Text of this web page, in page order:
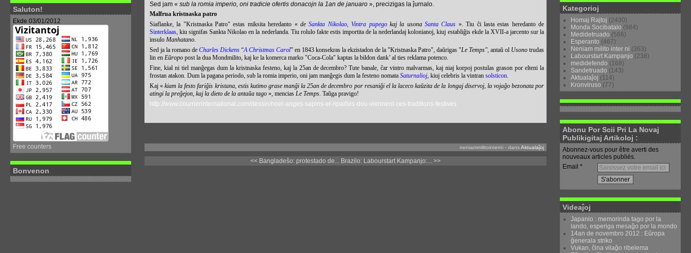
Saluton!
Ekde 03/01/2012
Free counters
Bonvenon
Sed jam « sub la romia imperio, oni tradicie ofertis donacojn la 1an de januaro», precizigas la ĵurnalo.
Malfrua kristnaska patro
Siaflanke, la "Kristnaska Patro" estas miksita heredanto « deSankta Nikolao, Vintra pupegokaj la usonaSanta Claus ». Tiu ĉi lasta estas heredanto de
Sinterklaas, kiu signifas Sankta Nikolao en la nederlanda. Tiu rolulo fakte estis importita de la nederlandaj kolonianoj, kiuj establiĝis ekde laXVII-a jarcento sur la
insulo Manhatano.
Sed ja la romano de Charles Dickens“A Christmas Carol” en 1843 konsekras la ekzistadon de la "Kristnaska Patro", daŭrigas "Le Temps", antaŭ ol Usono trudas
lin en Eŭropopost la dua Mondmilito, kaj ke la komerca marko "Coca-Cola" kaptas la bildon dank’ al ties reklama potenco.
Fine, kial ni tiel manĝegas dum la kristnaska festeno, kaj la 25an de decembro? Tute banale, ĉar vintro malvarmas, kaj niaj korpoj postulas grason por elteni la
frostan atakon. Dum la pagana periodo, sub la romia imperio, oni jam manĝegis dum la festeno nomata Saturnalioj, kiuj celebris la vintran solsticon.
Kaj «kiam la festo fariĝis kristana, estis kutimo grase manĝi la 25an de decembro por resaniĝi el la laceco kaŭzita de la longaj diservoj, la vojaĝo bezonata por
atingi la preĝejon, kaj la dieto de la antaŭa tago», mencias Le Temps. Taŭga pravigo!
http://www.courrierinternational.com/dessin/noel-anges-sapins-et-ripailles-dou-viennent-ces-traditions-festives
neniammilitointerni - dansAktualaĵoj
<< Bangladeŝo: protestado de... Brazilo: Labourstart Kampanjo:... >>
Kategorioj
Homaj Rajtoj (2430)
Monda Socibatalo (984)
Medidetruado (566)
Esperanto (467)
Neniam milito inter ni (363)
Labourstart Kampanjo (238)
medidefendo (168)
Sandetruado (143)
Aktualaĵoj (114)
Kronviruso (77)
Abonu Por Scii Pri La Novaj
Publikigitaj Artikoloj :
Abonnez-vous pour être averti des
nouveaux articles publiés.
Email
Videaĵoj
Japanio : memorinda tago por la
lando, esperiga mesaĝo por la mondo
14an de novembro 2012 : Eŭropa
ĝenerala striko
Vukan, ĉina vilaĝo ribelema